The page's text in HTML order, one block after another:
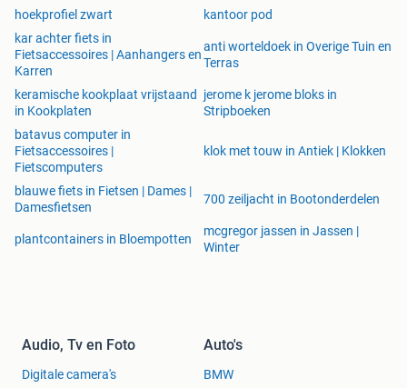
hoekprofiel zwart
kantoor pod
kar achter fiets in
Fietsaccessoires | Aanhangers en
Karren
anti worteldoek in Overige Tuin en
Terras
keramische kookplaat vrijstaand
in Kookplaten
jerome k jerome bloks in
Stripboeken
batavus computer in
Fietsaccessoires |
Fietscomputers
klok met touw in Antiek | Klokken
blauwe fiets in Fietsen | Dames |
Damesfietsen
700 zeiljacht in Bootonderdelen
plantcontainers in Bloempotten
mcgregor jassen in Jassen |
Winter
Audio, Tv en Foto
Digitale camera's
Auto's
BMW